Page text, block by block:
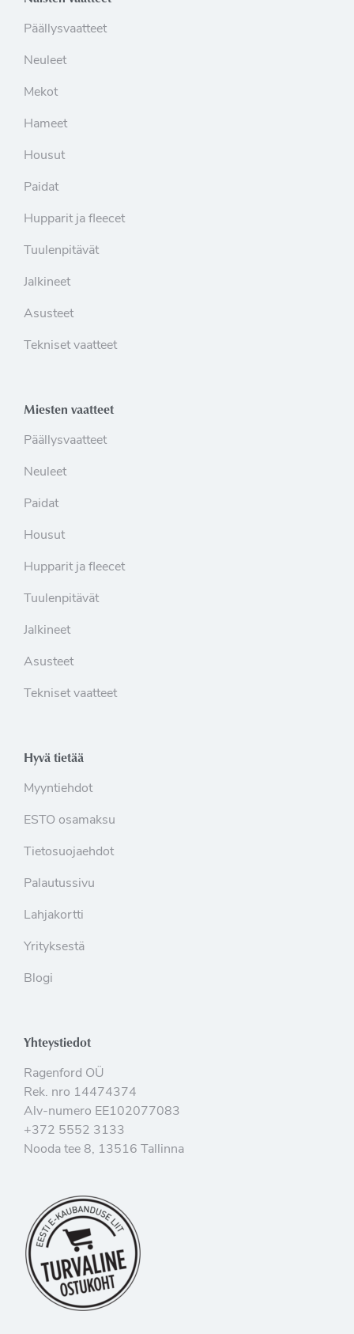
Päällysvaatteet
Neuleet
Mekot
Hameet
Housut
Paidat
Hupparit ja fleecet
Tuulenpitävät
Jalkineet
Asusteet
Tekniset vaatteet
Miesten vaatteet
Päällysvaatteet
Neuleet
Paidat
Housut
Hupparit ja fleecet
Tuulenpitävät
Jalkineet
Asusteet
Tekniset vaatteet
Hyvä tietää
Myyntiehdot
ESTO osamaksu
Tietosuojaehdot
Palautussivu
Lahjakortti
Yrityksestä
Blogi
Yhteystiedot
Ragenford OÜ
Rek. nro 14474374
Alv-numero EE102077083
+372 5552 3133
Nooda tee 8, 13516 Tallinna